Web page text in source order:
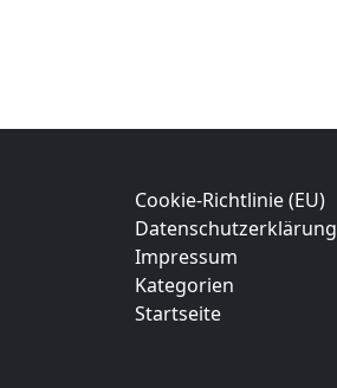
Cookie-Richtlinie (EU)
Datenschutzerklärung
Impressum
Kategorien
Startseite